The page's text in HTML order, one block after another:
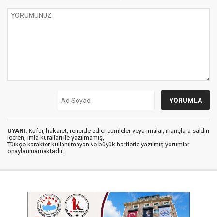
UYARI: Küfür, hakaret, rencide edici cümleler veya imalar, inançlara saldırı
içeren, imla kuralları ile yazılmamış,
Türkçe karakter kullanılmayan ve büyük harflerle yazılmış yorumlar
onaylanmamaktadır.